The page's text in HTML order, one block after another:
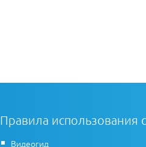
Правила использования
Видеогид